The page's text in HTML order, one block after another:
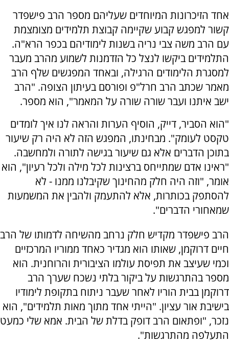
אחד הזיכרונות המיוחדים שעליהם מספר הרב פישפדר
קשור למפגש קבוע שקיימה קבוצת תלמידים מצומצמת
עם הרב משה צבי נריה בשנות לימודיהם בכפר הרא"ה.
התלמידים ביקשו לנצל כל הזדמנות לשמוע מהרב מעבר
למסגרת הלימודים הרגילה, ובאחד המפגשים שלף הרב
מאמר שכתב הרב חרל"פ ופורסם בעיתון הצופה. "הרב
ישב איתנו ועבר שורה שורה על המאמר", הוא מספר.
"הוא הסביר, דייק, הוסיף הערות והראה לנו איך לומדים
טקסט לעומק". מבחינתו, המפגש הזה לא היה רק שיעור
בתוכן הדברים אלא גם שיעור בגישה לתורה ולמחשבה.
"ראינו אדם שמתייחס ברצינות לכל מילה ולכל רעיון", הוא
אומר, "וזה היה חלק מהחינוך שקיבלנו ממנו - לא
להסתפק בכותרות, אלא להתעמק ולהבין את המשמעות
שמאחורי הדברים".
הרב פישפדר מקדיש חלק נרחב מהשיחה לדמותו של הרב
חיים דרוקמן, שאותו הוא מגדיר כאחד ממוריו המרכזיים
וכמי שעיצב את תפיסת עולמו הציבורית והרוחנית. הוא
מספר בהתרגשות על ביקור בלתי נשכח שערך הרב
דרוקמן בבית הוריו לאחר שעבר ניתוח בתקופת לימודיו
בישיבת אור עציון. "הייתי אחד מתוך מאות תלמידים", הוא
נזכר, "ופתאום הרב דופק בדלת של הבית. אמא שלי כמעט
התעלפה מהתרגשות".